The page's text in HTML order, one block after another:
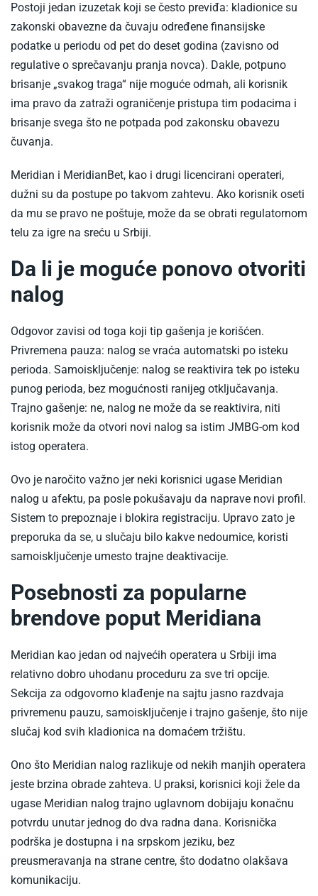
Postoji jedan izuzetak koji se često previđa: kladionice su
zakonski obavezne da čuvaju određene finansijske
podatke u periodu od pet do deset godina (zavisno od
regulative o sprečavanju pranja novca). Dakle, potpuno
brisanje „svakog traga“ nije moguće odmah, ali korisnik
ima pravo da zatraži ograničenje pristupa tim podacima i
brisanje svega što ne potpada pod zakonsku obavezu
čuvanja.
Meridian i MeridianBet, kao i drugi licencirani operateri,
dužni su da postupe po takvom zahtevu. Ako korisnik oseti
da mu se pravo ne poštuje, može da se obrati regulatornom
telu za igre na sreću u Srbiji.
Da li je moguće ponovo otvoriti
nalog
Odgovor zavisi od toga koji tip gašenja je korišćen.
Privremena pauza: nalog se vraća automatski po isteku
perioda. Samoisključenje: nalog se reaktivira tek po isteku
punog perioda, bez mogućnosti ranijeg otključavanja.
Trajno gašenje: ne, nalog ne može da se reaktivira, niti
korisnik može da otvori novi nalog sa istim JMBG-om kod
istog operatera.
Ovo je naročito važno jer neki korisnici ugase Meridian
nalog u afektu, pa posle pokušavaju da naprave novi profil.
Sistem to prepoznaje i blokira registraciju. Upravo zato je
preporuka da se, u slučaju bilo kakve nedoumice, koristi
samoisključenje umesto trajne deaktivacije.
Posebnosti za popularne
brendove poput Meridiana
Meridian kao jedan od najvećih operatera u Srbiji ima
relativno dobro uhodanu proceduru za sve tri opcije.
Sekcija za odgovorno klađenje na sajtu jasno razdvaja
privremenu pauzu, samoisključenje i trajno gašenje, što nije
slučaj kod svih kladionica na domaćem tržištu.
Ono što Meridian nalog razlikuje od nekih manjih operatera
jeste brzina obrade zahteva. U praksi, korisnici koji žele da
ugase Meridian nalog trajno uglavnom dobijaju konačnu
potvrdu unutar jednog do dva radna dana. Korisnička
podrška je dostupna i na srpskom jeziku, bez
preusmeravanja na strane centre, što dodatno olakšava
komunikaciju.